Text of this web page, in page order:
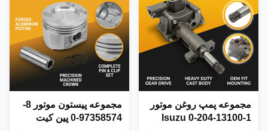
مجموعه پمپ روغن موتور
1-13100-204-0 Isuzu
مجموعه پیستون موتور 8-
97358574-0 پین کیت